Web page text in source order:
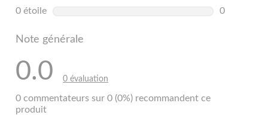
0
0 étoile étoiles
0
Note générale
0.0 0 évaluation
0 commentateurs sur 0 (0%) recommandent ce
produit